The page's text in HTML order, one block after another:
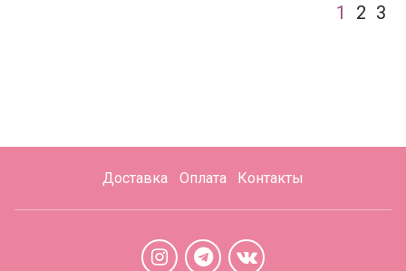
1 2 3
Доставка Оплата Контакты